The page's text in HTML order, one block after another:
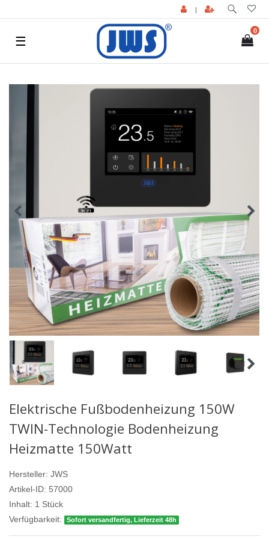
|
0
☰
Elektrische Fußbodenheizung 150W
TWIN-Technologie Bodenheizung
Heizmatte 150Watt
Hersteller: JWS
Artikel-ID: 57000
Inhalt: 1 Stück
Verfügbarkeit:
Sofort versandfertig, Lieferzeit 48h